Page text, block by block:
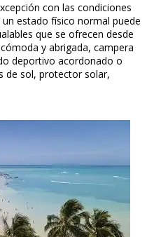
con las condiciones
estado físico normal puede
que se ofrecen desde
y abrigada, campera
deportivo acordonado o
de sol, protector solar,